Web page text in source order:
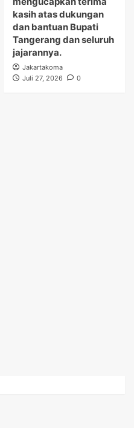
kasih atas dukungan
dan bantuan Bupati
Tangerang dan seluruh
jajarannya.
Jakartakoma
Juli 27, 2026
0